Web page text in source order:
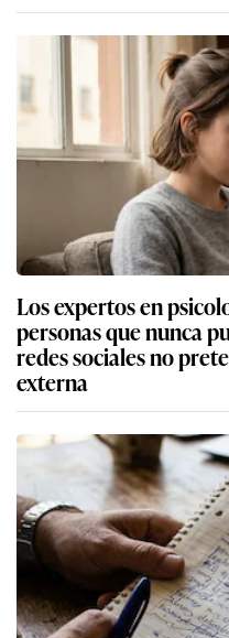
Los expertos en
personas que nunca
redes sociales no
externa